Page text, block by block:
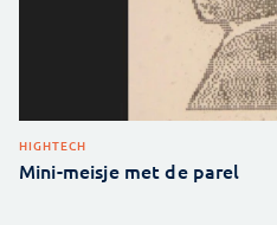
HIGHTECH
Mini-meisje met de parel